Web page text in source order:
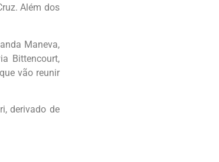
Além dos
Maneva,
Bittencourt,
vão reunir
derivado de